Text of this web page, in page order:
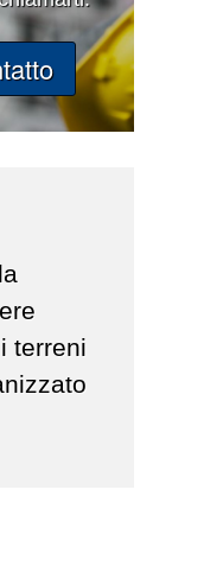
terreni